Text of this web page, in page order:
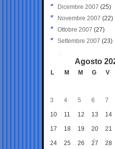
Dicembre 2007 (25)
Novembre 2007 (22)
Ottobre 2007 (27)
Settembre 2007 (23)
Agosto
L M M G V
3 4 5 6 7
10 11 12 13 14
17 18 19 20 21
24 25 26 27 28